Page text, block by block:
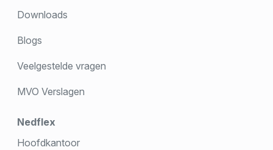
Downloads
Blogs
Veelgestelde vragen
MVO Verslagen
Nedflex
Hoofdkantoor